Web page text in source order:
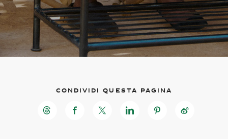
Condividi questa pagina